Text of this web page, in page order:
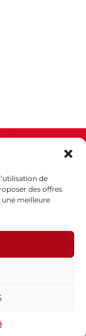
de
des offres
une meilleure
droits réservés.